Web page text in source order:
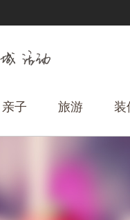
亲子 旅游 装